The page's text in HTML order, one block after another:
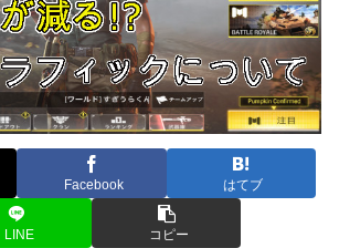
Facebook はてブ
LINE コピー